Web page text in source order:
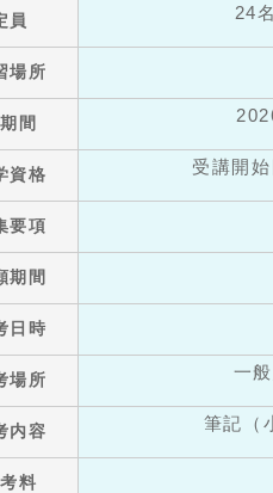
員 24
場所
期間
資格 受講開
要項
期間
日時
場所 一
内容 筆記（
料